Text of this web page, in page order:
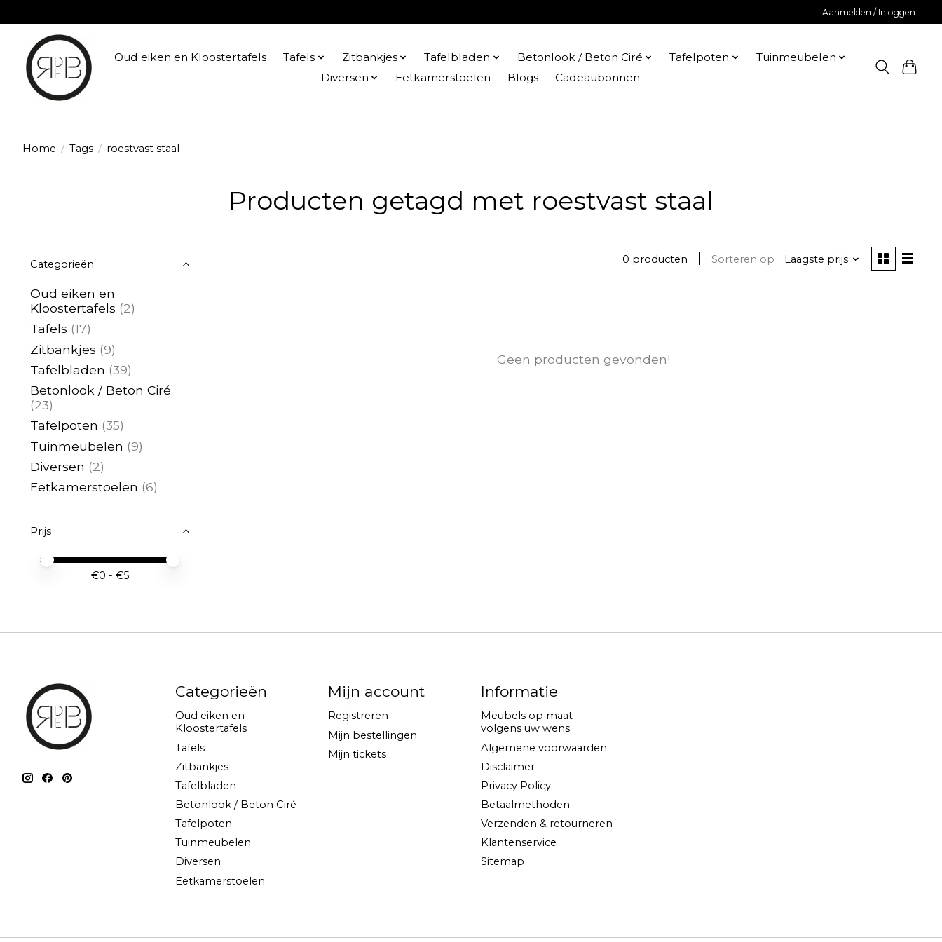
Aanmelden / Inloggen
Oud eiken en Kloostertafels Tafels Zitbankjes Tafelbladen Betonlook / Beton Ciré Tafelpoten
Tuinmeubelen
Diversen
Eetkamerstoelen Blogs Cadeaubonnen
Home / Tags / roestvast staal
Producten getagd met roestvast staal
Categorieën
Oud eiken en
Kloostertafels (2)
Tafels (17)
Zitbankjes (9)
Tafelbladen (39)
Betonlook / Beton Ciré
(23)
Tafelpoten (35)
Tuinmeubelen (9)
Diversen (2)
Eetkamerstoelen (6)
Prijs
Minimale prijswaarde
Price maximum value
€0 - €5
0 producten Sorteren op Laagste prijs
Geen producten gevonden!
Categorieën
Oud eiken en
Kloostertafels
Tafels
Zitbankjes
Tafelbladen
Betonlook / Beton Ciré
Tafelpoten
Tuinmeubelen
Diversen
Eetkamerstoelen
Mijn account
Registreren
Mijn bestellingen
Mijn tickets
Informatie
Meubels op maat
volgens uw wens
Algemene voorwaarden
Disclaimer
Privacy Policy
Betaalmethoden
Verzenden & retourneren
Klantenservice
Sitemap